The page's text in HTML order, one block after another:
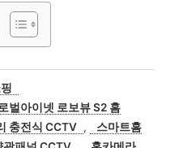
벌아이넷 로보뷰 S2 홈
충전식 CCTV ,
스마트홈